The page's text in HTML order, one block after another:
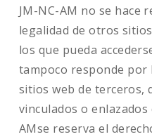
JM-NC-AM no se hace
legalidad de otros
los que pueda
tampoco responde por
sitios web de terceros,
vinculados o
AMse reserva el